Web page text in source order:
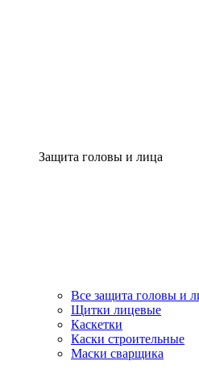
Защита головы и лица
Все защита головы и
Щитки лицевые
Каскетки
Каски строительные
Маски сварщика